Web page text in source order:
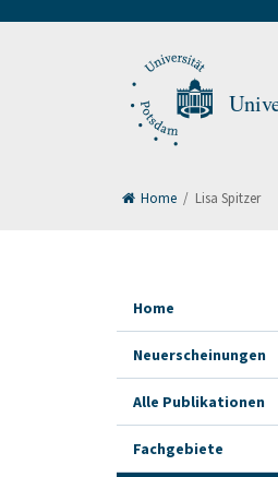
Home / Lisa Spitzer
Home
Neuerscheinungen
Alle Publikationen
Fachgebiete